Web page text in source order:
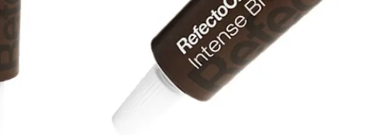
39,00 lei Preț: 33,00 lei
ADAUGĂ ÎN COȘ
Favorite